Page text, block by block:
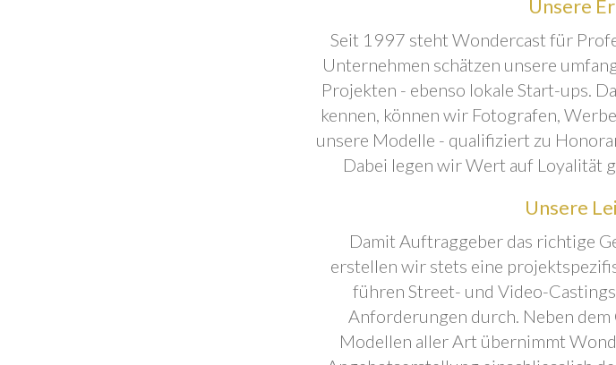
Unsere
Seit 1997 steht Wondercast für
Unternehmen schätzen unsere
Projekten - ebenso lokale Start-ups.
kennen, können wir Fotografen,
unsere Modelle - qualifiziert zu
Dabei legen wir Wert auf Loyalität
Unsere
Damit Auftraggeber das richtige
erstellen wir stets eine
führen Street- und Video-
Anforderungen durch. Neben
Modellen aller Art übernimmt